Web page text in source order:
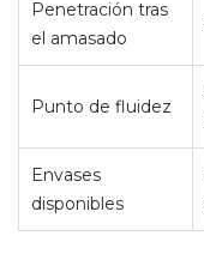
Penetración tras
el amasado
Punto de fluidez
Envases
disponibles